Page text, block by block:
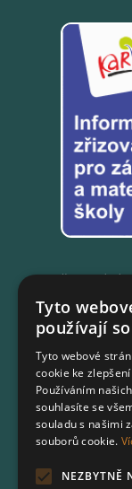
+420558
+420702
DATOVÁ
7batxeb
Tyto
používají
Tyto webové
cookie ke
Používáním
souhlasíte se
souladu s našimi
souborů cookie.
NEZBYTNĚ